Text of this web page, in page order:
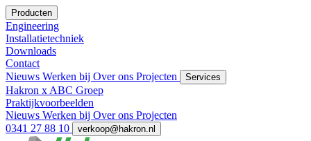
Producten
Engineering
Installatietechniek
Downloads
Contact
Nieuws Werken bij Over ons Projecten Services
Hakron x ABC Groep
Praktijkvoorbeelden
Nieuws Werken bij Over ons Projecten
0341 27 88 10
verkoop@hakron.nl